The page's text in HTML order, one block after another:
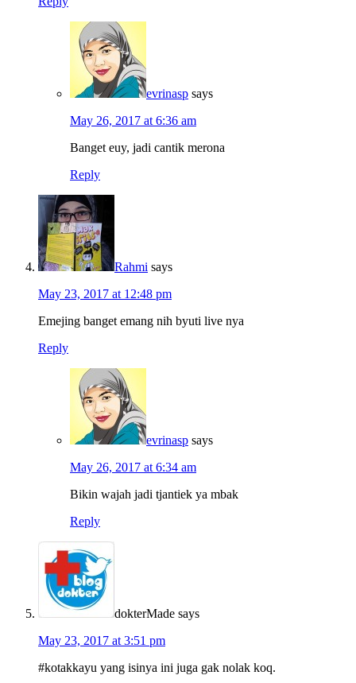
evrinasp says
May 26, 2017 at 6:36 am
Banget euy, jadi cantik merona
Reply
Rahmi says
May 23, 2017 at 12:48 pm
Emejing banget emang nih byuti live nya
Reply
evrinasp says
May 26, 2017 at 6:34 am
Bikin wajah jadi tjantiek ya mbak
Reply
dokterMade says
May 23, 2017 at 3:51 pm
#kotakkayu yang isinya ini juga gak nolak koq.